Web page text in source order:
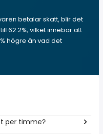
betalar skatt, blir det
62.2%, vilket innebär att
högre än vad det
per timme?